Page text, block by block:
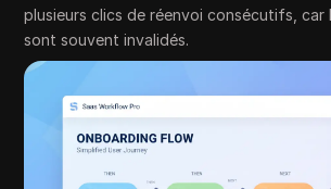
plusieurs clics de réenvoi consécutifs, car
sont souvent invalidés.